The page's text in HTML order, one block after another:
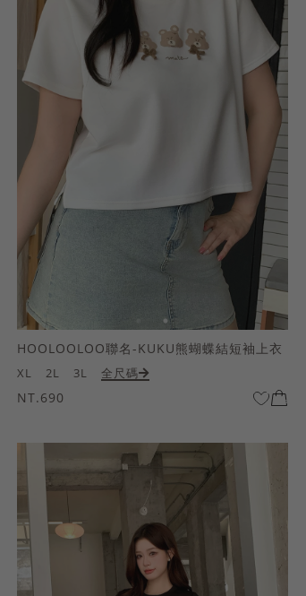
HOOLOOLOO聯名-KUKU熊蝴蝶結短袖上衣
XL 2L 3L 全尺碼
NT.690